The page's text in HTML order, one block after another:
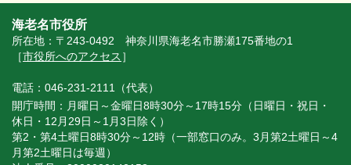
海老名市役所
所在地：〒243-0492 神奈川県海老名市勝瀬175番地の1
［市役所へのアクセス ］
電話：046-231-2111（代表）
開庁時間：月曜日～金曜日8時30分～17時15分（日曜日・祝日・
休日・12月29日～1月3日除く）
第2・第4土曜日8時30分～12時（一部窓口のみ。3月第2土曜日～4
月第2土曜日は毎週）